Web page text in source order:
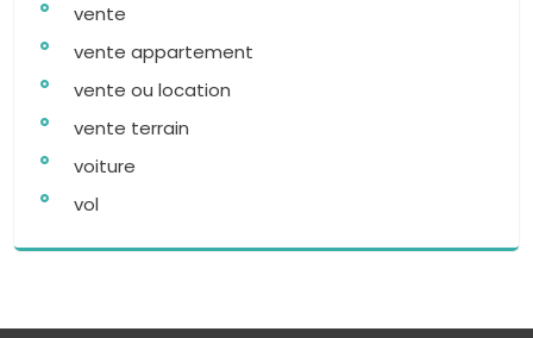
vente
vente appartement
vente ou location
vente terrain
voiture
vol